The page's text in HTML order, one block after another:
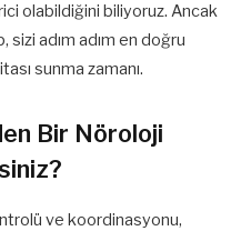
olabildiğini biliyoruz. Ancak
sizi adım adım en doğru
sunma zamanı.
Bir Nöroloji
ve koordinasyonu,